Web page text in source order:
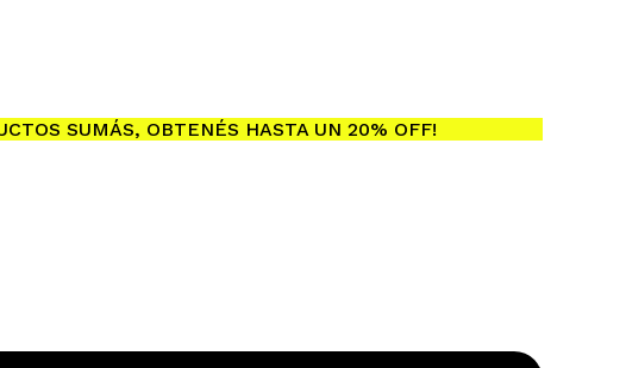
SUMÁS, OBTENÉS HASTA UN 20% OFF!